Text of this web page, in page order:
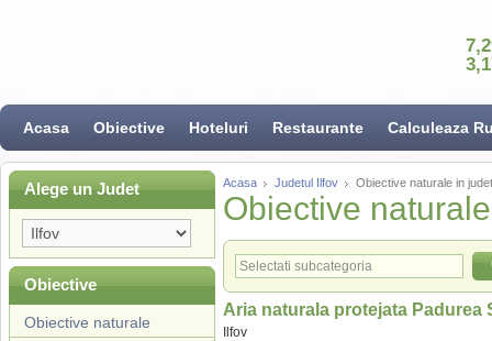
Acasa Obiective Hoteluri Restaurante Calculeaza
Alege un Judet
Obiective
Obiective naturale
Acasa Judetul Ilfov Obiective naturale in
Obiective
Aria naturala protejata Padurea
Ilfov